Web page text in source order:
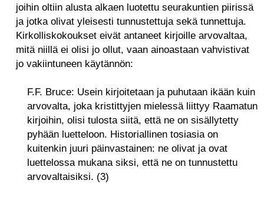
joihin oltiin alusta alkaen luotettu seurakuntien piirissä
ja jotka olivat yleisesti tunnustettuja sekä tunnettuja.
Kirkolliskokoukset eivät antaneet kirjoille arvovaltaa,
mitä niillä ei olisi jo ollut, vaan ainoastaan vahvistivat
jo vakiintuneen käytännön:
F.F. Bruce: Usein kirjoitetaan ja puhutaan ikään kuin
arvovalta, joka kristittyjen mielessä liittyy Raamatun
kirjoihin, olisi tulosta siitä, että ne on sisällytetty
pyhään luetteloon. Historiallinen tosiasia on
kuitenkin juuri päinvastainen: ne olivat ja ovat
luettelossa mukana siksi, että ne on tunnustettu
arvovaltaisiksi. (3)